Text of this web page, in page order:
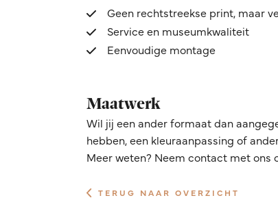
Geen rechtstreekse print, maar
Service en museumkwaliteit
Eenvoudige montage
Maatwerk
Wil jij een ander formaat dan
hebben, een kleuraanpassing of
Meer weten? Neem contact met ons
TERUG NAAR OVERZICHT